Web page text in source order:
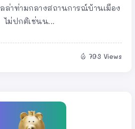
าท่ามกลางสถานการณ์บ้านเมือง
ไม่ปกติเช่นน...
793 Views